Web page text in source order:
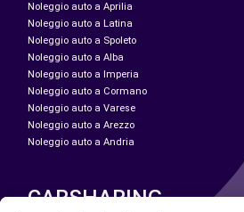
Noleggio auto a Aprilia
Noleggio auto a Latina
Noleggio auto a Spoleto
Noleggio auto a Alba
Noleggio auto a Imperia
Noleggio auto a Cormano
Noleggio auto a Varese
Noleggio auto a Arezzo
Noleggio auto a Andria
CARSHARING